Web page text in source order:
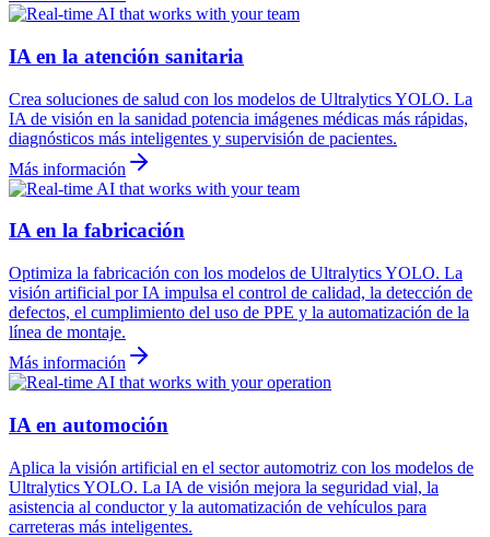
IA en la atención sanitaria
Crea soluciones de salud con los modelos de Ultralytics YOLO. La
IA de visión en la sanidad potencia imágenes médicas más rápidas,
diagnósticos más inteligentes y supervisión de pacientes.
Más información
IA en la fabricación
Optimiza la fabricación con los modelos de Ultralytics YOLO. La
visión artificial por IA impulsa el control de calidad, la detección de
defectos, el cumplimiento del uso de PPE y la automatización de la
línea de montaje.
Más información
IA en automoción
Aplica la visión artificial en el sector automotriz con los modelos de
Ultralytics YOLO. La IA de visión mejora la seguridad vial, la
asistencia al conductor y la automatización de vehículos para
carreteras más inteligentes.